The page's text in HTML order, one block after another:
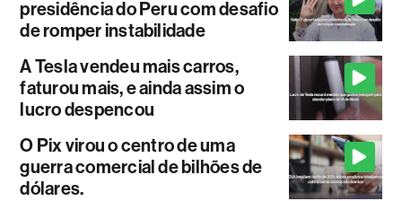
presidência do Peru com desafio
de romper instabilidade
A Tesla vendeu mais carros,
faturou mais, e ainda assim o
lucro despencou
O Pix virou o centro de uma
guerra comercial de bilhões de
dólares.